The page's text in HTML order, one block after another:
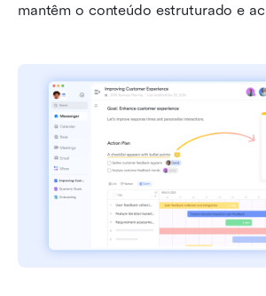
mantêm o conteúdo estruturado e